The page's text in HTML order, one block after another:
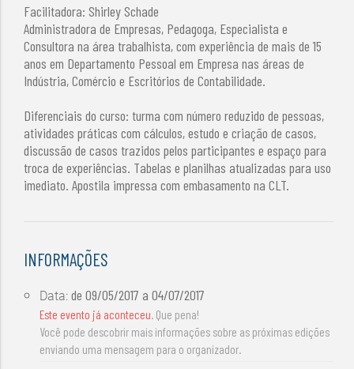
Facilitadora: Shirley Schade
Administradora de Empresas, Pedagoga, Especialista e
Consultora na área trabalhista, com experiência de mais de 15
anos em Departamento Pessoal em Empresa nas áreas de
Indústria, Comércio e Escritórios de Contabilidade.
Diferenciais do curso: turma com número reduzido de pessoas,
atividades práticas com cálculos, estudo e criação de casos,
discussão de casos trazidos pelos participantes e espaço para
troca de experiências. Tabelas e planilhas atualizadas para uso
imediato. Apostila impressa com embasamento na CLT.
INFORMAÇÕES
Data:de09/05/2017 a04/07/2017
Este evento já aconteceu. Que pena!
Você pode descobrir mais informações sobre as próximas edições
enviando uma mensagem para o organizador.